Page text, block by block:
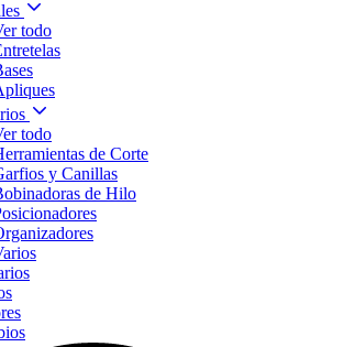
todo
todo
de Corte
y Canillas
de Hilo